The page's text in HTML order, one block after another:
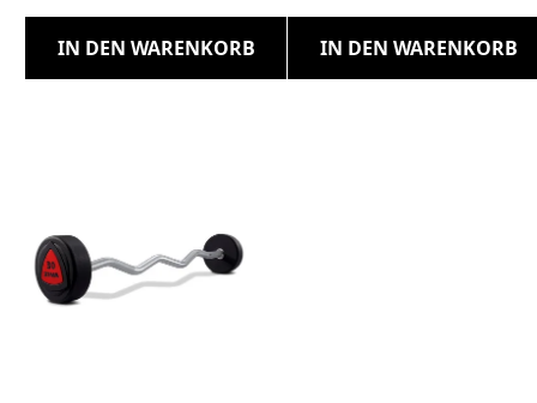
e
IN DEN WARENKORB IN DEN WARENKORB